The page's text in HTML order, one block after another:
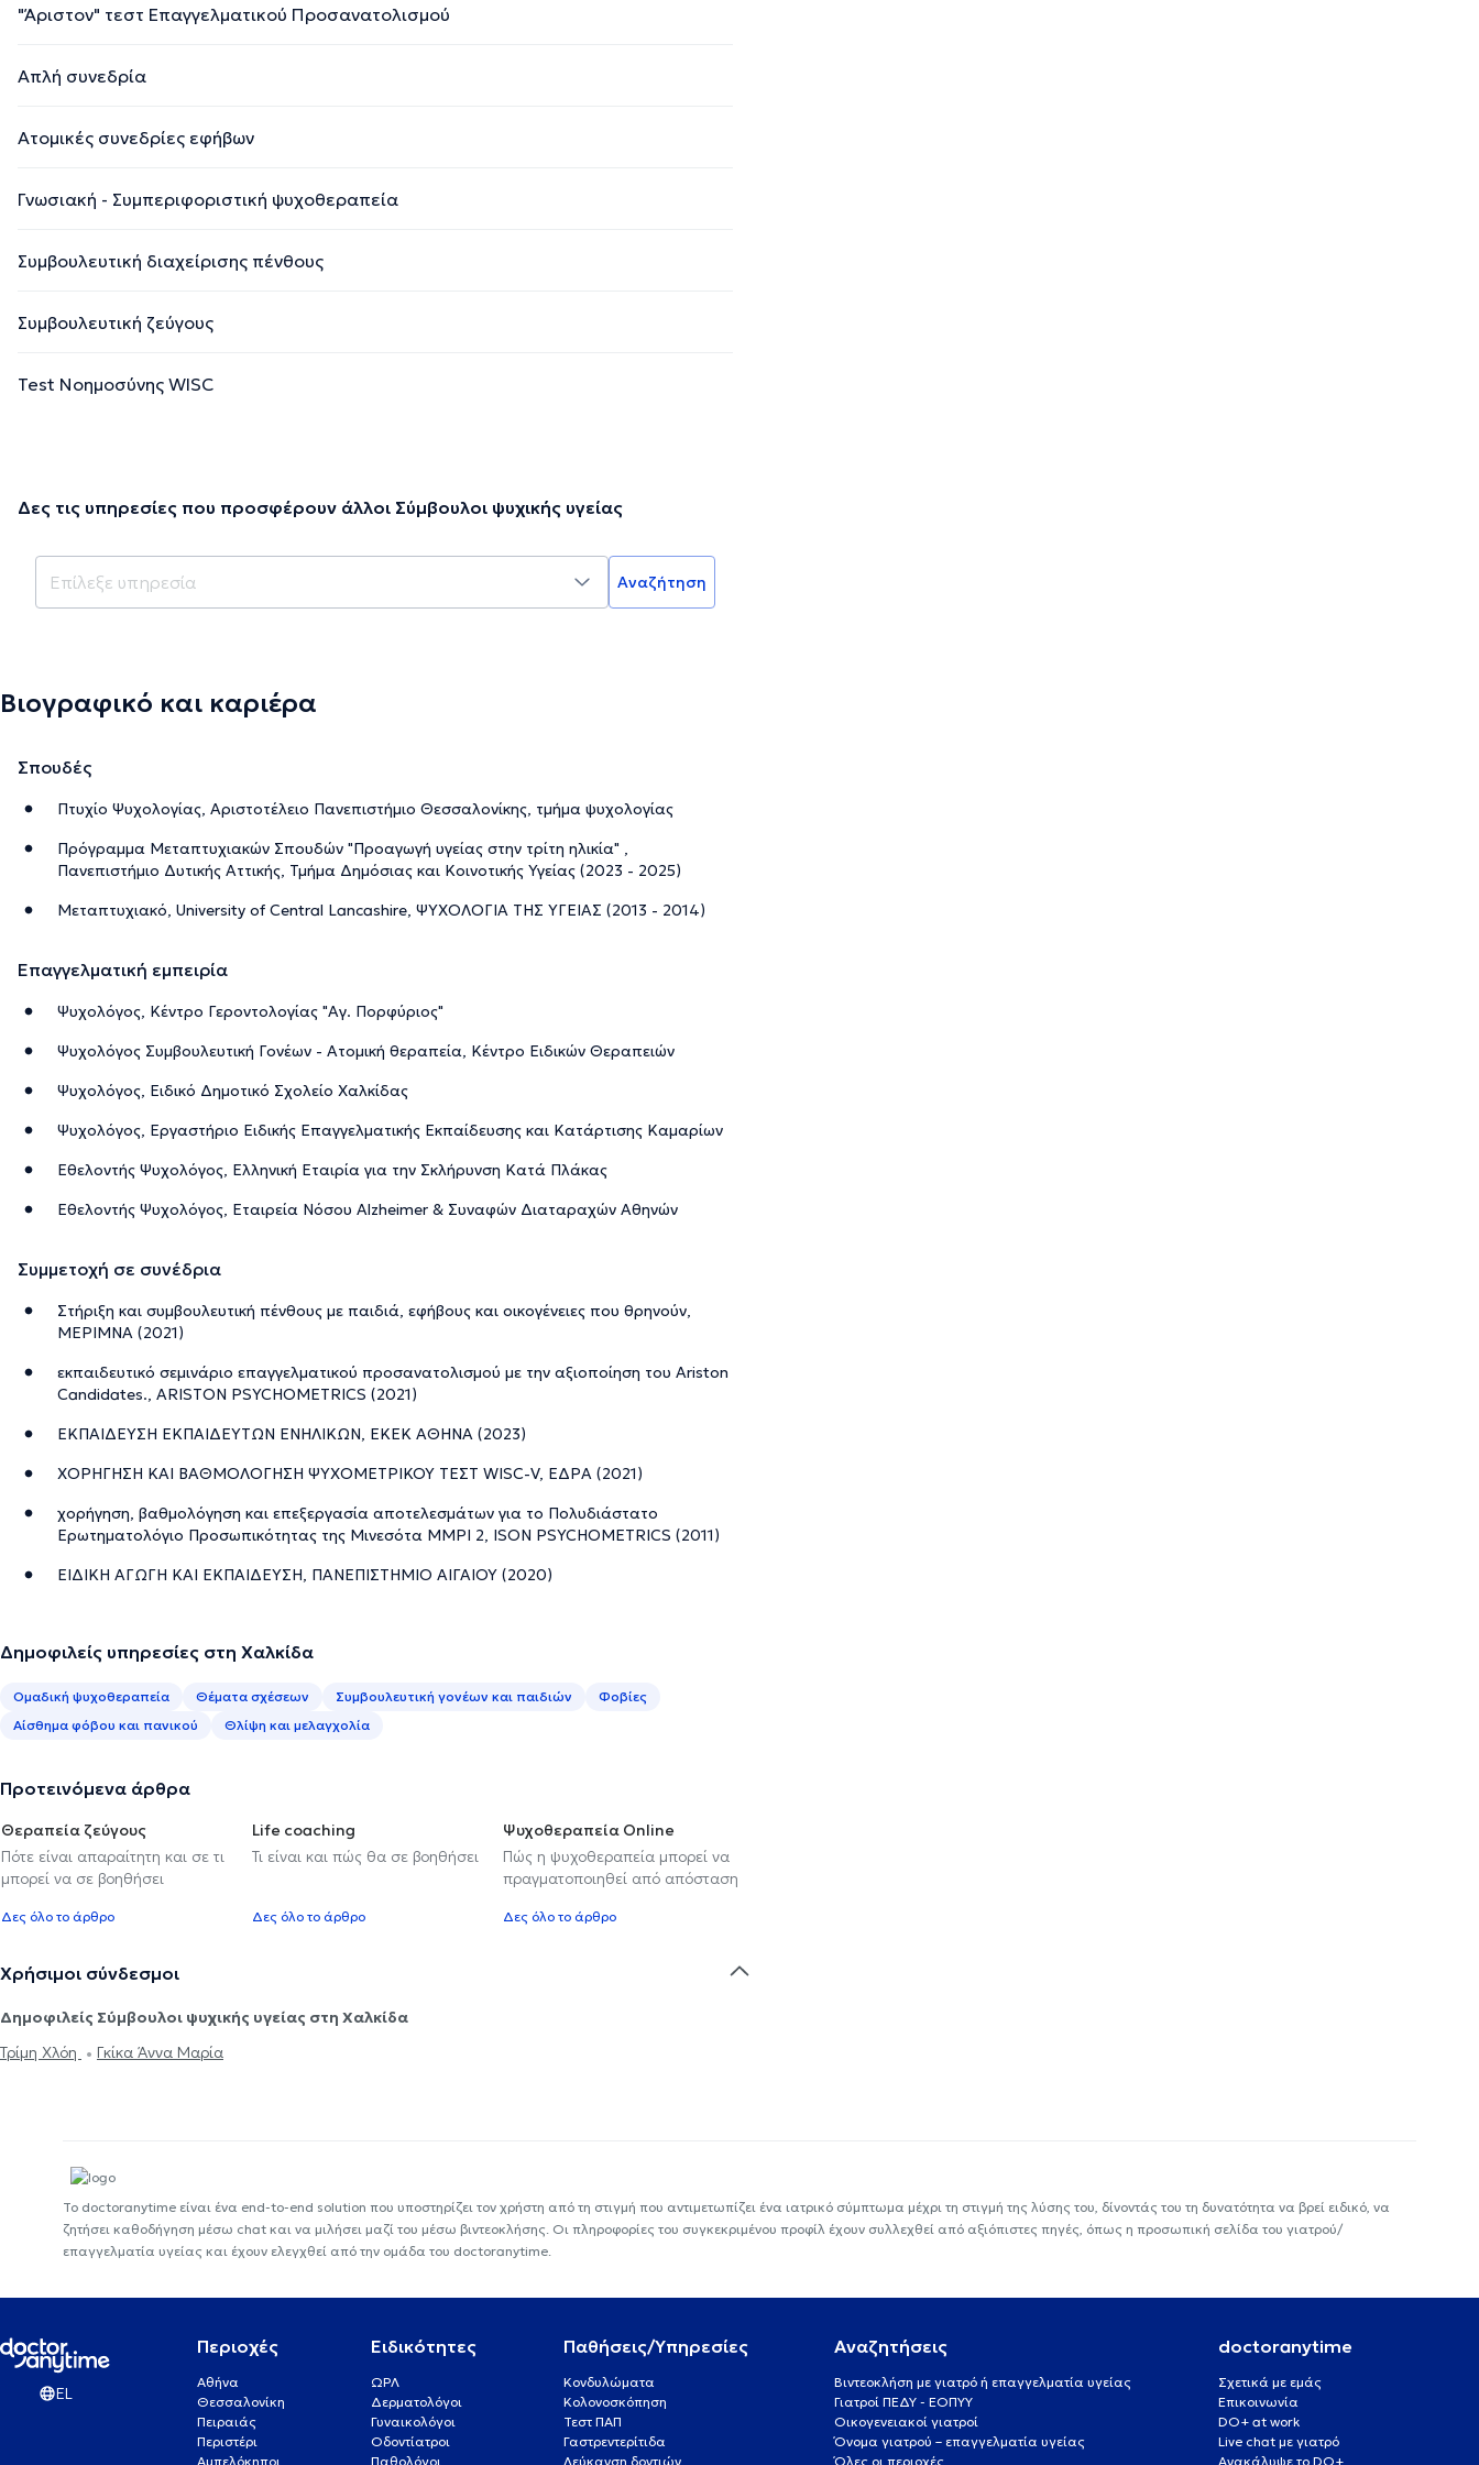
"Άριστον" τεστ Επαγγελματικού Προσανατολισμού
Απλή συνεδρία
Ατομικές συνεδρίες εφήβων
Γνωσιακή - Συμπεριφοριστική ψυχοθεραπεία
Συμβουλευτική διαχείρισης πένθους
Συμβουλευτική ζεύγους
Test Νοημοσύνης WISC
Δες τις υπηρεσίες που προσφέρουν άλλοι Σύμβουλοι ψυχικής υγείας
Αναζήτηση
Βιογραφικό και καριέρα
Σπουδές
Πτυχίο Ψυχολογίας, Αριστοτέλειο Πανεπιστήμιο Θεσσαλονίκης, τμήμα ψυχολογίας
Πρόγραμμα Μεταπτυχιακών Σπουδών "Προαγωγή υγείας στην τρίτη ηλικία" ,
Πανεπιστήμιο Δυτικής Αττικής, Τμήμα Δημόσιας και Κοινοτικής Υγείας (2023 - 2025)
Μεταπτυχιακό, University of Central Lancashire, ΨΥΧΟΛΟΓΙΑ ΤΗΣ ΥΓΕΙΑΣ (2013 - 2014)
Επαγγελματική εμπειρία
Ψυχολόγος, Κέντρο Γεροντολογίας "Αγ. Πορφύριος"
Ψυχολόγος Συμβουλευτική Γονέων - Ατομική θεραπεία, Κέντρο Ειδικών Θεραπειών
Ψυχολόγος, Ειδικό Δημοτικό Σχολείο Χαλκίδας
Ψυχολόγος, Εργαστήριο Ειδικής Επαγγελματικής Εκπαίδευσης και Κατάρτισης Καμαρίων
Εθελοντής Ψυχολόγος, Ελληνική Εταιρία για την Σκλήρυνση Κατά Πλάκας
Εθελοντής Ψυχολόγος, Εταιρεία Νόσου Alzheimer & Συναφών Διαταραχών Αθηνών
Συμμετοχή σε συνέδρια
Στήριξη και συμβουλευτική πένθους με παιδιά, εφήβους και οικογένειες που θρηνούν,
ΜΕΡΙΜΝΑ (2021)
εκπαιδευτικό σεμινάριο επαγγελματικού προσανατολισμού με την αξιοποίηση του Ariston
Candidates., ARISTON PSYCHOMETRICS (2021)
ΕΚΠΑΙΔΕΥΣΗ ΕΚΠΑΙΔΕΥΤΩΝ ΕΝΗΛΙΚΩΝ, ΕΚΕΚ ΑΘΗΝΑ (2023)
ΧΟΡΗΓΗΣΗ ΚΑΙ ΒΑΘΜΟΛΟΓΗΣΗ ΨΥΧΟΜΕΤΡΙΚΟΥ ΤΕΣΤ WISC-V, ΕΔΡΑ (2021)
χορήγηση, βαθμολόγηση και επεξεργασία αποτελεσμάτων για το Πολυδιάστατο
Ερωτηματολόγιο Προσωπικότητας της Μινεσότα MMPI 2, ISON PSYCHOMETRICS (2011)
ΕΙΔΙΚΗ ΑΓΩΓΗ ΚΑΙ ΕΚΠΑΙΔΕΥΣΗ, ΠΑΝΕΠΙΣΤΗΜΙΟ ΑΙΓΑΙΟΥ (2020)
Δημοφιλείς υπηρεσίες στη Χαλκίδα
Ομαδική ψυχοθεραπεία Θέματα σχέσεων Συμβουλευτική γονέων και παιδιών
Φοβίες
Αίσθημα φόβου και πανικού
Θλίψη και μελαγχολία
Προτεινόμενα άρθρα
Θεραπεία ζεύγους
Πότε είναι απαραίτητη και σε τι
μπορεί να σε βοηθήσει
Δες όλο το άρθρο
Life coaching
Τι είναι και πώς θα σε βοηθήσει
Δες όλο το άρθρο
Ψυχοθεραπεία Online
Πώς η ψυχοθεραπεία μπορεί να
πραγματοποιηθεί από απόσταση
Δες όλο το άρθρο
Χρήσιμοι σύνδεσμοι
Δημοφιλείς Σύμβουλοι ψυχικής υγείας στη Χαλκίδα
Τρίμη Χλόη
Γκίκα Άννα Μαρία
Το doctoranytime είναι ένα end-to-end solution που υποστηρίζει τον χρήστη από τη στιγμή που αντιμετωπίζει ένα ιατρικό σύμπτωμα μέχρι τη στιγμή της λύσης του, δίνοντάς του τη δυνατότητα να βρεί ειδικό, να
ζητήσει καθοδήγηση μέσω chat και να μιλήσει μαζί του μέσω βιντεοκλήσης. Οι πληροφορίες του συγκεκριμένου προφίλ έχουν συλλεχθεί από αξιόπιστες πηγές, όπως η προσωπική σελίδα του γιατρού/
επαγγελματία υγείας και έχουν ελεγχθεί από την ομάδα του doctoranytime.
EL
Περιοχές
Αθήνα
Θεσσαλονίκη
Πειραιάς
Περιστέρι
Αμπελόκηποι
Ειδικότητες
ΩΡΛ
Δερματολόγοι
Γυναικολόγοι
Οδοντίατροι
Παθολόγοι
Παθήσεις/Υπηρεσίες
Κονδυλώματα
Κολονοσκόπηση
Τεστ ΠΑΠ
Γαστρεντερίτιδα
Λεύκανση δοντιών
Αναζητήσεις
Βιντεοκλήση με γιατρό ή επαγγελματία υγείας
Γιατροί ΠΕΔΥ - ΕΟΠΥΥ
Οικογενειακοί γιατροί
Όνομα γιατρού – επαγγελματία υγείας
Όλες οι περιοχές
doctoranytime
Σχετικά με εμάς
Επικοινωνία
DO+ at work
Live chat με γιατρό
Ανακάλυψε το DO+